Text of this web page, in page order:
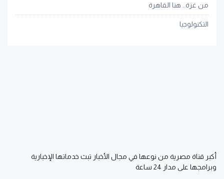
من غزة.. هنا القاهرة
التكنولوجيا
أكبر قناة مصرية من نوعها في مجال الأخبار تبث خدماتها الإخبارية
وبرامجها على مدار 24 ساعة